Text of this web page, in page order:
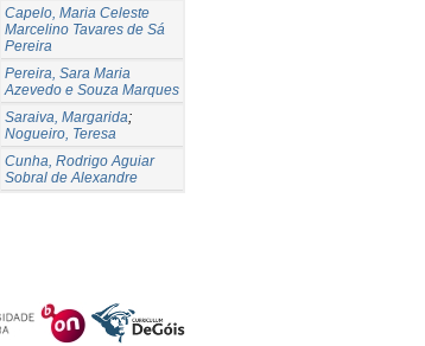
Capelo, Maria Celeste
Marcelino Tavares de Sá
Pereira
Pereira, Sara Maria
Azevedo e Souza Marques
Saraiva, Margarida;
Nogueiro, Teresa
Cunha, Rodrigo Aguiar
Sobral de Alexandre